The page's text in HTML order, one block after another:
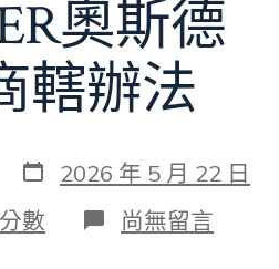
奧斯德
轄辦法
發
表
日
期
2026 年 5 月 22 日
分數 在
〈司
尚無留言